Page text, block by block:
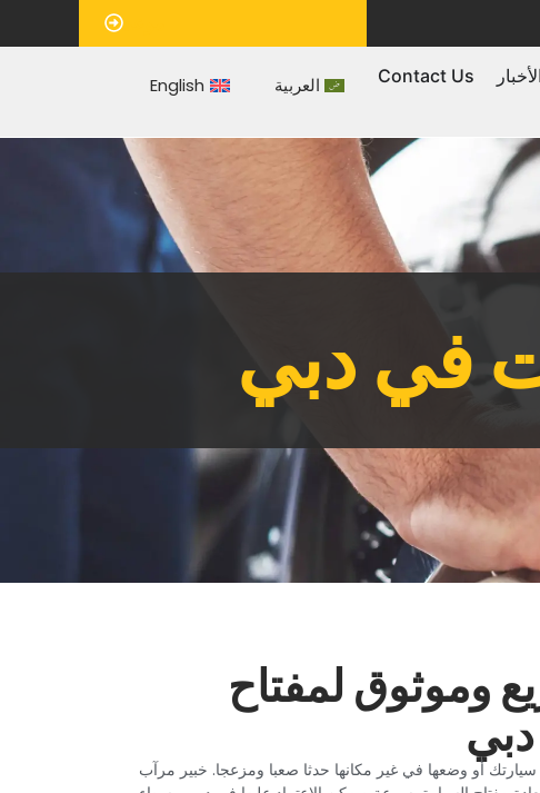
‏موعد‏
Contact Us العربية English
في دبي
وموثوق لمفتاح
أو وضعها في غير مكانها حدثا صعبا ومزعجا. خبير مرآب